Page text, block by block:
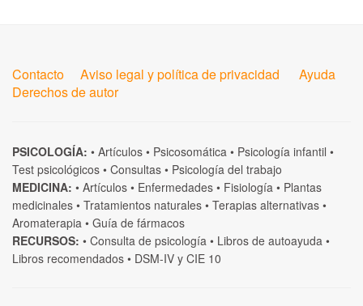
Contacto Aviso legal y política de privacidad
Ayuda
Derechos de autor
PSICOLOGÍA: • Artículos • Psicosomática • Psicología infantil •
Test psicológicos • Consultas • Psicología del trabajo
MEDICINA: • Artículos • Enfermedades • Fisiología • Plantas
medicinales • Tratamientos naturales • Terapias alternativas •
Aromaterapia • Guía de fármacos
RECURSOS: • Consulta de psicología • Libros de autoayuda •
Libros recomendados • DSM-IV y CIE 10